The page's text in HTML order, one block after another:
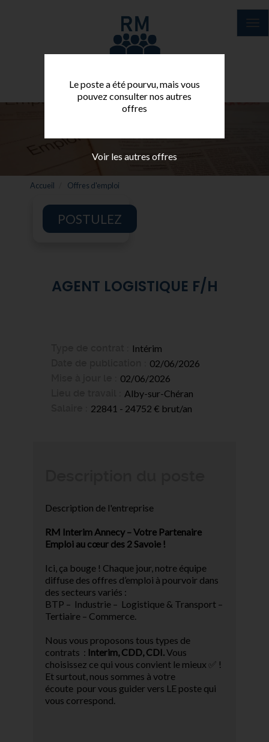
Accueil Offres d'emploi
Le poste a été pourvu, mais vous
pouvez consulter nos autres
offres
Voir les autres offres
POSTULEZ
AGENT LOGISTIQUE F/H
Intérim
02/06/2026
02/06/2026
Alby-sur-Chéran
22841 - 24752 € brut/an
Description de l'entreprise
RM Interim Annecy – Votre Partenaire
Emploi au cœur des 2 Savoie ! ️
Ici, ça bouge ! Chaque jour, notre équipe
diffuse des offres d’emploi à pourvoir dans
des secteurs variés :
BTP – Industrie – Logistique & Transport –
Tertiaire – Commerce.
Nous vous proposons tous types de
contrats : Interim, CDD, CDI.Vous
choisissez ce qui vous convient le mieux ✅ !
Et surtout, nous sommes à votre
écoute pour vous guider vers LE poste qui
vous correspond.